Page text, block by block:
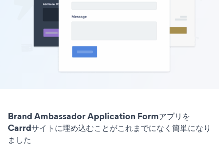
Brand Ambassador Application Formアプリを
Carrdサイトに埋め込むことがこれまでになく簡単になり
ました